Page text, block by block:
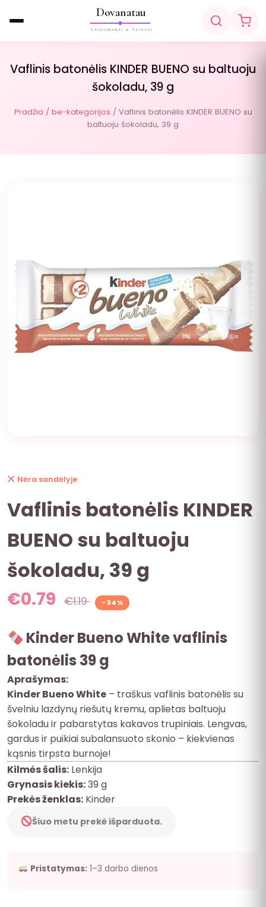
Dovanatau
SALDUMYNAI & ŽAISLAI
Vaflinis batonėlis KINDER BUENO su baltuoju
šokoladu, 39 g
Pradžia / be-kategorijos / Vaflinis batonėlis KINDER BUENO su
baltuoju šokoladu, 39 g
Nėra sandėlyje
Vaflinis batonėlis KINDER
BUENO su baltuoju
šokoladu, 39 g
€0.79 €1.19 -34%
Kinder Bueno White vaflinis
batonėlis 39 g
Aprašymas:
Kinder Bueno White – traškus vaflinis batonėlis su
švelniu lazdynų riešutų kremu, aplietas baltuoju
šokoladu ir pabarstytas kakavos trupiniais. Lengvas,
gardus ir puikiai subalansuoto skonio – kiekvienas
kąsnis tirpsta burnoje!
Kilmės šalis: Lenkija
Grynasis kiekis:39 g
Prekės ženklas: Kinder
Šiuo metu prekė išparduota.
Pristatymas:1–3 darbo dienos